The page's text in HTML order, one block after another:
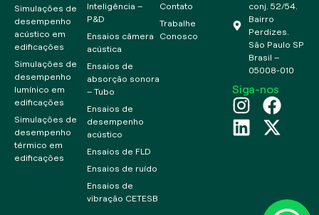
Contato
Trabalhe
Conosco
Simulações de
desempenho
acústico em
edificações
Simulações de
desempenho
lumínico em
edificações
Simulações de
desempenho
térmico em
edificações
Inteligência –
P&D
Ensaios câmera
acústica
Ensaios de
absorção sonora
– Tubo
Ensaios de
desempenho
acústico
Ensaios de FLD
Ensaios de ruído
Ensaios de
vibração CETESB
conj. 52/54.
Bairro
Perdizes.
São Paulo SP
Brasil –
05008-010
Siga-nos